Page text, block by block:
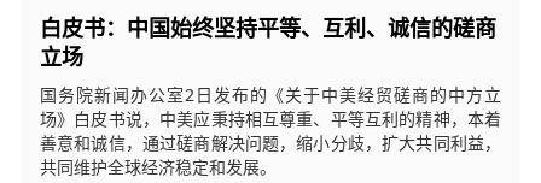
白皮书：中国始终坚持平等、互利、诚信的磋商
立场
国务院新闻办公室2日发布的《关于中美经贸磋商的中方立
场》白皮书说，中美应秉持相互尊重、平等互利的精神，本着
善意和诚信，通过磋商解决问题，缩小分歧，扩大共同利益，
共同维护全球经济稳定和发展。